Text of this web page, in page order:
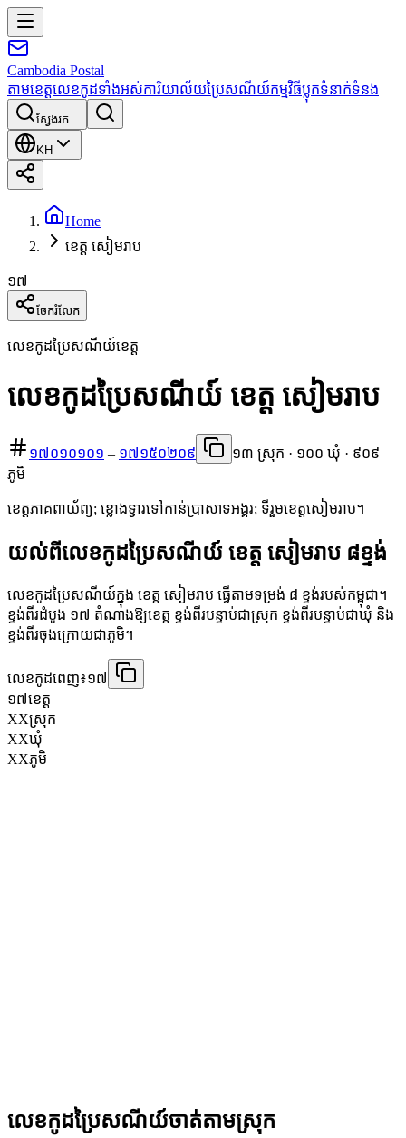
Cambodia Postal
តាមខេត្តលេខកូដទាំងអស់ការិយាល័យប្រៃសណីយ៍កម្មវិធីប្លុកទំនាក់ទំនង
ស្វែងរក...
KH
Home
ខេត្ត សៀមរាប
១៧
ចែករំលែក
លេខកូដប្រៃសណីយ៍ខេត្ត
លេខកូដប្រៃសណីយ៍ ខេត្ត សៀមរាប
១៧០១០១០១ – ១៧១៥០២០៩
១៣ ស្រុក · ១០០ ឃុំ · ៩០៩
ភូមិ
ខេត្តភាគពាយ័ព្យ; ខ្លោងទ្វារទៅកាន់ប្រាសាទអង្គរ; ទីរួមខេត្តសៀមរាប។
យល់ពីលេខកូដប្រៃសណីយ៍ ខេត្ត សៀមរាប ៨ខ្ទង់
លេខកូដប្រៃសណីយ៍ក្នុង ខេត្ត សៀមរាប ធ្វើតាមទម្រង់ ៨ ខ្ទង់របស់កម្ពុជា។
ខ្ទង់ពីរដំបូង ១៧ តំណាងឱ្យខេត្ត ខ្ទង់ពីរបន្ទាប់ជាស្រុក ខ្ទង់ពីរបន្ទាប់ជាឃុំ និង
ខ្ទង់ពីរចុងក្រោយជាភូមិ។
លេខកូដពេញ៖១៧
១៧ខេត្ត
XXស្រុក
XXឃុំ
XXភូមិ
លេខកូដប្រៃសណីយ៍ចាត់តាមស្រុក